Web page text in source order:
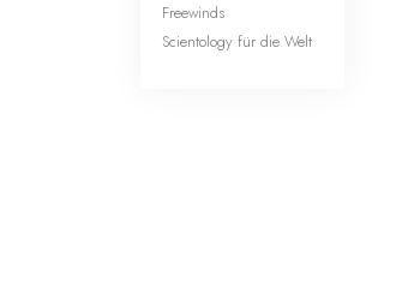
Freewinds
Scientology für die Welt